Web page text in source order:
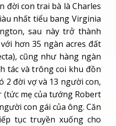
đời con trai bà là Charles
nhất tiểu bang Virginia
sau này trở thành
hơn 35 ngàn acres đất
cũng như hàng ngàn
tác và trông coi khu đồn
2 đời vợ và 13 người con,
mẹ của tướng Robert
con gái của ông. Căn
tục truyền xuống cho